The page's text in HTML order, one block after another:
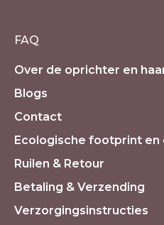
FAQ
Over de oprichter en
Blogs
Contact
Ecologische footprint en
Ruilen & Retour
Betaling & Verzending
Verzorgingsinstructies